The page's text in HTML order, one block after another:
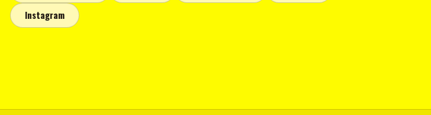
Instagram